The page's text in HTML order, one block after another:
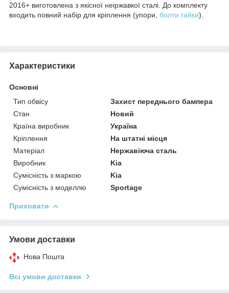
2016+ виготовлена з якісної неіржавкої сталі. До комплекту
входить повний набір для кріплення (упори, болти гайки).
Характеристики
Основні
Тип обвісу
Захист переднього бампера
Стан
Новий
Країна виробник
Україна
Кріплення
На штатні місця
Матеріал
Нержавіюча сталь
Виробник
Kia
Сумісність з маркою
Kia
Сумісність з моделлю
Sportage
Приховати
Умови доставки
Нова Пошта
Всі умови доставки